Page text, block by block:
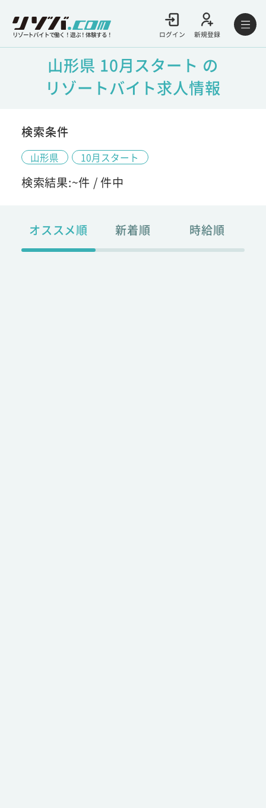
リゾートバイトで働く！遊ぶ！体験する！ ログイン 新規登録
山形県 10月スタート の
リゾートバイト求人情報
検索条件
山形県 10月スタート
検索結果:~件 /件中
オススメ順 新着順 時給順